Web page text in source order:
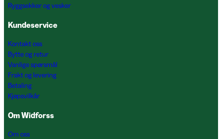
Ryggsekker og vesker
Kundeservice
Kontakt oss
Bytte og retur
Vanlige spørsmål
Frakt og levering
Betaling
Kjøpsvilkår
Om Widforss
Om oss